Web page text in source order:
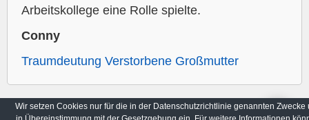
Arbeitskollege eine Rolle spielte.
Conny
Traumdeutung Verstorbene Großmutter
Wir setzen Cookies nur für die in der Datenschutzrichtlinie genannten Zwecke